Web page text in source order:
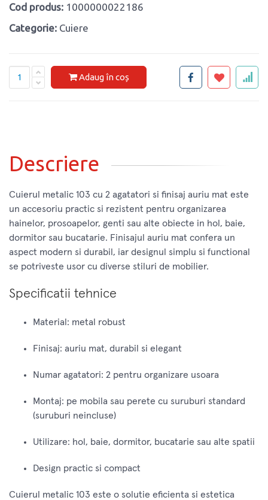
Cod produs: 1000000022186
Categorie: Cuiere
Adaug în coș
Descriere
Cuierul metalic 103 cu 2 agatatori si finisaj auriu mat este
un accesoriu practic si rezistent pentru organizarea
hainelor, prosoapelor, genti sau alte obiecte in hol, baie,
dormitor sau bucatarie. Finisajul auriu mat confera un
aspect modern si durabil, iar designul simplu si functional
se potriveste usor cu diverse stiluri de mobilier.
Specificatii tehnice
Material: metal robust
Finisaj: auriu mat, durabil si elegant
Numar agatatori: 2 pentru organizare usoara
Montaj: pe mobila sau perete cu suruburi standard
(suruburi neincluse)
Utilizare: hol, baie, dormitor, bucatarie sau alte spatii
Design practic si compact
Cuierul metalic 103 este o solutie eficienta si estetica